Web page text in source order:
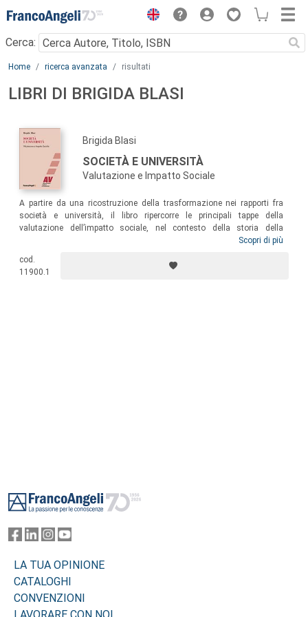
Menu
Cerca:
Main content
Home ricerca avanzata risultati
LIBRI DI BRIGIDA BLASI
Brigida Blasi
SOCIETÀ E UNIVERSITÀ
Valutazione e Impatto Sociale
A partire da una ricostruzione della trasformazione nei rapporti fra
società e università, il libro ripercorre le principali tappe della
valutazione dell’impatto sociale, nel contesto della storia della
valutazione dell’università e della ricerca in Italia. Nei Paesi
sempre più spesso per supportare i processi decisionali sui
finanziamenti alle università, muovendo da un concetto di
Scopri di più
cod.
11900.1
LA TUA OPINIONE
CATALOGHI
CONVENZIONI